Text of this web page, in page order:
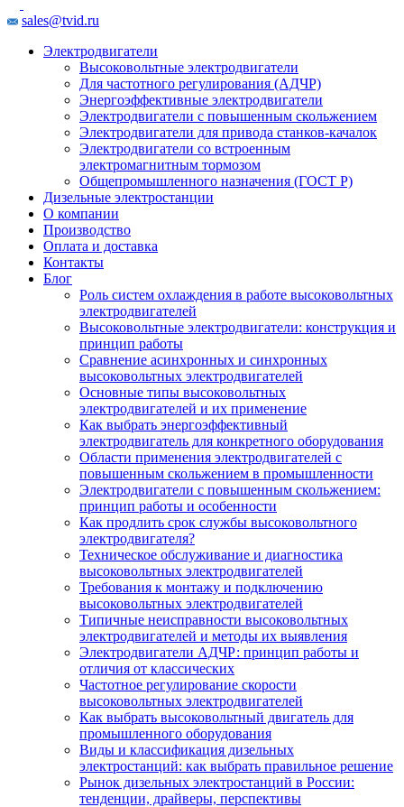
sales@tvid.ru
Электродвигатели
Высоковольтные электродвигатели
Для частотного регулирования (АДЧР)
Энергоэффективные электродвигатели
Электродвигатели с повышенным скольжением
Электродвигатели для привода станков-качалок
Электродвигатели со встроенным
электромагнитным тормозом
Общепромышленного назначения (ГОСТ Р)
Дизельные электростанции
О компании
Производство
Оплата и доставка
Контакты
Блог
Роль систем охлаждения в работе высоковольтных
электродвигателей
Высоковольтные электродвигатели: конструкция и
принцип работы
Сравнение асинхронных и синхронных
высоковольтных электродвигателей
Основные типы высоковольтных
электродвигателей и их применение
Как выбрать энергоэффективный
электродвигатель для конкретного оборудования
Области применения электродвигателей с
повышенным скольжением в промышленности
Электродвигатели с повышенным скольжением:
принцип работы и особенности
Как продлить срок службы высоковольтного
электродвигателя?
Техническое обслуживание и диагностика
высоковольтных электродвигателей
Требования к монтажу и подключению
высоковольтных электродвигателей
Типичные неисправности высоковольтных
электродвигателей и методы их выявления
Электродвигатели АДЧР: принцип работы и
отличия от классических
Частотное регулирование скорости
высоковольтных электродвигателей
Как выбрать высоковольтный двигатель для
промышленного оборудования
Виды и классификация дизельных
электростанций: как выбрать правильное решение
Рынок дизельных электростанций в России:
тенденции, драйверы, перспективы